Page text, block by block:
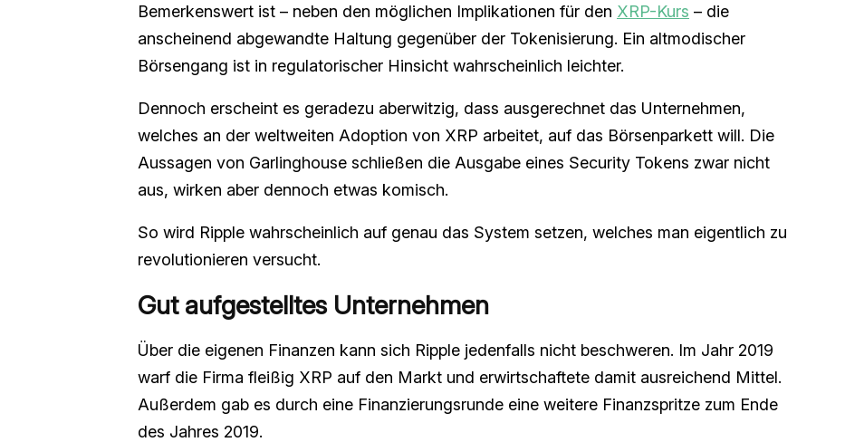
Bemerkenswert ist – neben den möglichen Implikationen für den XRP-Kurs – die
anscheinend abgewandte Haltung gegenüber der Tokenisierung. Ein altmodischer
Börsengang ist in regulatorischer Hinsicht wahrscheinlich leichter.
Dennoch erscheint es geradezu aberwitzig, dass ausgerechnet das Unternehmen,
welches an der weltweiten Adoption von XRP arbeitet, auf das Börsenparkett will. Die
Aussagen von Garlinghouse schließen die Ausgabe eines Security Tokens zwar nicht
aus, wirken aber dennoch etwas komisch.
So wird Ripple wahrscheinlich auf genau das System setzen, welches man eigentlich zu
revolutionieren versucht.
Gut aufgestelltes Unternehmen
Über die eigenen Finanzen kann sich Ripple jedenfalls nicht beschweren. Im Jahr 2019
warf die Firma fleißig XRP auf den Markt und erwirtschaftete damit ausreichend Mittel.
Außerdem gab es durch eine Finanzierungsrunde eine weitere Finanzspritze zum Ende
des Jahres 2019.